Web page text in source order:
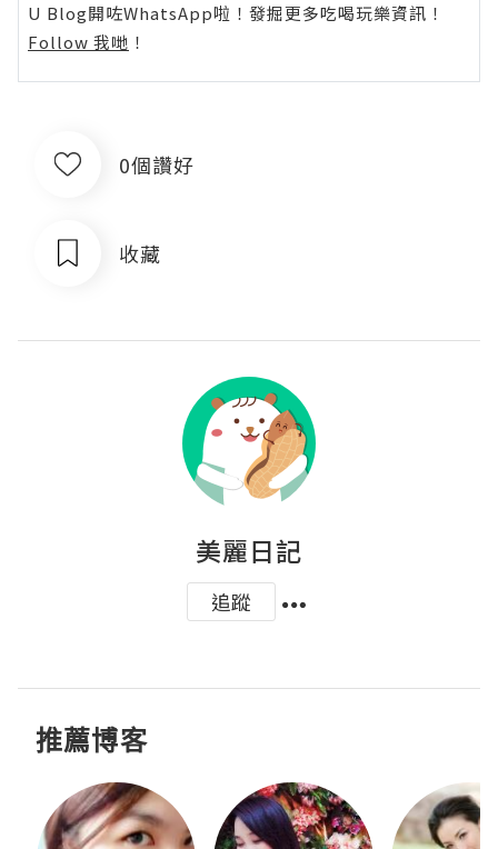
U Blog開咗WhatsApp啦！發掘更多吃喝玩樂資訊！
Follow 我哋 ！
0個讚好
收藏
美麗日記
追蹤
推薦博客